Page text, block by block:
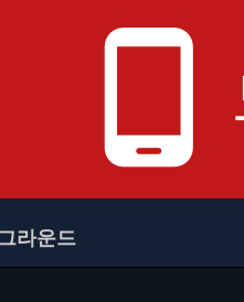
phone_android
라운드